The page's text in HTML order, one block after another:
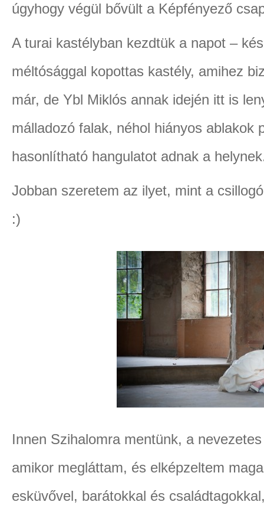
úgyhogy végül bővült a Képfényező
A turai kastélyban kezdtük a napot –
méltósággal kopottas kastély, amihez
már, de Ybl Miklós annak idején itt is
málladozó falak, néhol hiányos ablakok
hasonlítható hangulatot adnak a
Jobban szeretem az ilyet, mint a
:)
Innen Szihalomra mentünk, a
amikor megláttam, és elképzeltem
esküvővel, barátokkal és